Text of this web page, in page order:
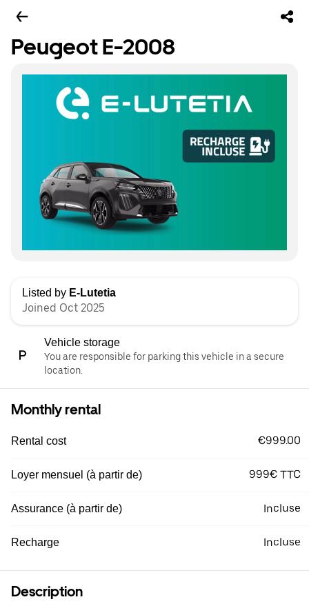
Peugeot E-2008
Listed by E-Lutetia
Joined Oct 2025
Vehicle storage
You are responsible for parking this vehicle in a secure
location.
Monthly rental
Rental cost €999.00
Loyer mensuel (à partir de) 999€ TTC
Assurance (à partir de) Incluse
Recharge Incluse
Description